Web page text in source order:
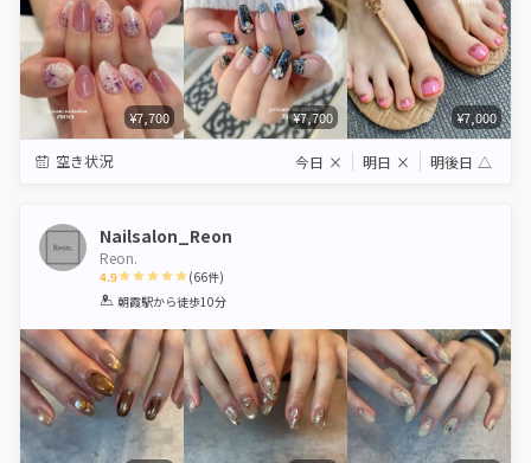
¥7,700 ¥7,700 ¥7,000
空き状況 今日 × 明日 × 明後日 △
Nailsalon_Reon
Reon.
4.9
1 2 3 4 5
(66件)
朝霞駅から徒歩10分